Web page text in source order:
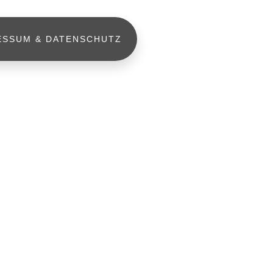
& DATENSCHUTZ